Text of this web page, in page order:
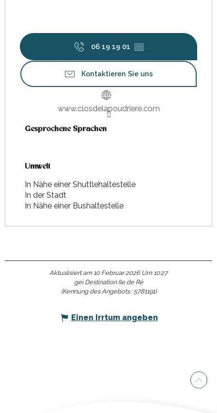
06 19 19 01 ▒▒
Kontaktieren Sie uns
www.closdelapoudriere.com
Gesprochene Sprachen
Gesprochene Sprachen
Umwelt
Umwelt
In Nähe einer Shuttlehaltestelle
In der Stadt
In Nähe einer Bushaltestelle
Aktualisiert am 10 Februar 2026 Um 10:27
gei Destination Ile de Ré
(Kennung des Angebots : 5781191)
Einen Irrtum angeben